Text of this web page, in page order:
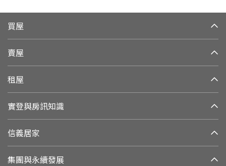
買屋
賣屋
租屋
實登與房訊知識
信義居家
集團與永續發展